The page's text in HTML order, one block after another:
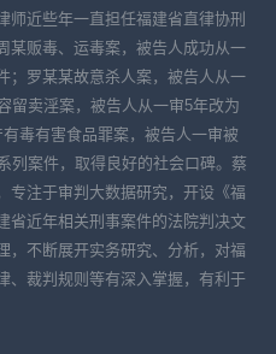
师近些年一直担任福建省直律协刑
某贩毒、运毒案，被告人成功从一
；罗某某故意杀人案，被告人从一
留卖淫案，被告人从一审5年改为
毒有害食品罪案，被告人一审被
列案件，取得良好的社会口碑。蔡
专注于审判大数据研究，开设《福
省近年相关刑事案件的法院判决文
，不断展开实务研究、分析，对福
、裁判规则等有深入掌握，有利于